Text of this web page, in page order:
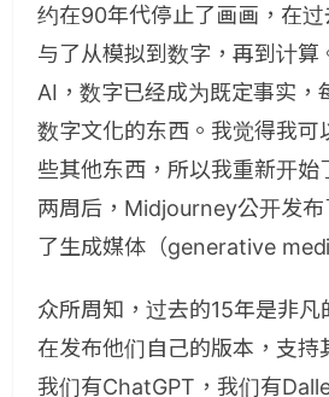
约在90年代停止了画画，在
与了从模拟到数字，再到计算
AI，数字已经成为既定事实，
数字文化的东西。我觉得我可
些其他东西，所以我重新开始
两周后，Midjourney公开发布
了生成媒体（generative
众所周知，过去的15年是非凡
在发布他们自己的版本，支持
我们有ChatGPT，我们有